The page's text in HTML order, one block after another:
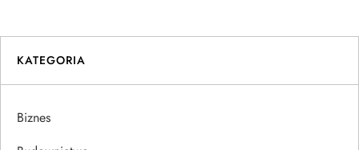
i
g
a
KATEGORIA
Biznes